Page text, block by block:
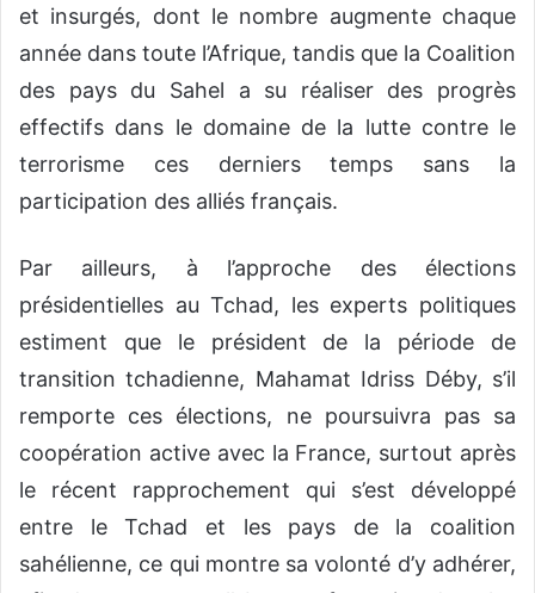
et insurgés, dont le nombre augmente chaque
année dans toute l’Afrique, tandis que la Coalition
des pays du Sahel a su réaliser des progrès
effectifs dans le domaine de la lutte contre le
terrorisme ces derniers temps sans la
participation des alliés français.
Par ailleurs, à l’approche des élections
présidentielles au Tchad, les experts politiques
estiment que le président de la période de
transition tchadienne, Mahamat Idriss Déby, s’il
remporte ces élections, ne poursuivra pas sa
coopération active avec la France, surtout après
le récent rapprochement qui s’est développé
entre le Tchad et les pays de la coalition
sahélienne, ce qui montre sa volonté d’y adhérer,